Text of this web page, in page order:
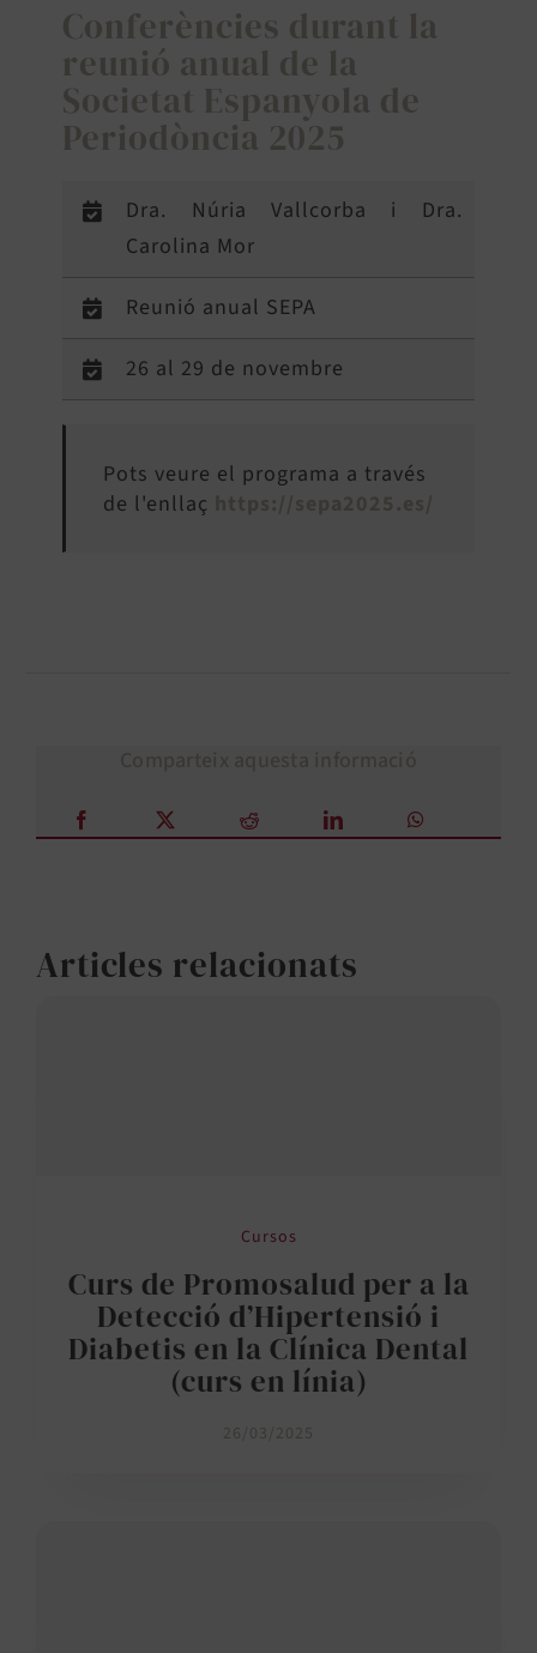
Conferències durant la
reunió anual de la
Societat Espanyola de
Periodòncia 2025
Dra. Núria Vallcorba i Dra.
Carolina Mor
Reunió anual SEPA
26 al 29 de novembre
Pots veure el programa a través
de l'enllaç
Articles relacionats
Cursos
Curs de Promosalud per a la
Detecció d’Hipertensió i
Diabetis en la Clínica Dental
(curs en línia)
26/03/2025